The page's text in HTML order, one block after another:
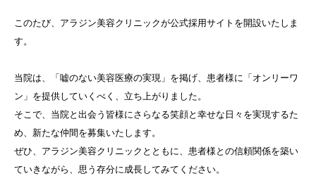
このたび、アラジン美容クリニックが公式採用サイトを開設いたしま
す。
当院は、「嘘のない美容医療の実現」を掲げ、患者様に「オンリーワ
ン」を提供していくべく、立ち上がりました。
そこで、当院と出会う皆様にさらなる笑顔と幸せな日々を実現するた
め、新たな仲間を募集いたします。
ぜひ、アラジン美容クリニックとともに、患者様との信頼関係を築い
ていきながら、思う存分に成長してみてください。